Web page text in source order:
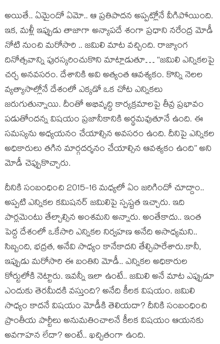
అయితే.. ఏమైందో ఏమో.. ఆ ప్ర‌తిపాద‌న అప్ప‌ట్లోనే వీగిపోయింది.
ఇక‌, మ‌ళ్లీ ఇప్పుడు తాజాగా అన్యాప‌దే శంగా ప్ర‌ధాని న‌రేంద్ర మోడీ
నోటి నుంచి మ‌రోసారి .. జ‌మిలి మాట వ‌చ్చింది. రాజ్యాంగ
దినోత్సవాన్ని పురస్కరించుకొని మాట్లాడుతూ… ‘‘జమిలి ఎన్నికలపై
చర్చ అనవసరం. దేశానికి అవి అత్యంత ఆవశ్యకం. కొన్ని నెలల
వ్యత్యాసాల్లోనే దేశంలో ఎక్కడో ఒక చోట ఎన్నికలు
జరుగుతున్నాయి. దీంతో అభివృద్ధి కార్యక్రమాలపై తీవ్ర ప్రభావం
పడుతోందన్న విషయం ప్రజానీకానికి అర్థమవుతూనే ఉంది. ఈ
సమస్యను అధ్యయనం చేయాల్సిన అవసరం ఉంది. దీనిపై ఎన్నిక‌ల‌
అధికారులు తగిన మార్గదర్శనం చేయాల్సిన ఆవశ్యకం ఉంది’’ అని
మోడీ చెప్పుకొచ్చారు.
దీనికి సంబంధించి 2015-16 మ‌ధ్య‌లో ఏం జ‌రిగిందో చూద్దాం..
అప్ప‌టి ఎన్నిక‌ల క‌మిష‌న‌ర్ జ‌మిలిపై స్ప‌ష్ట‌త ఇచ్చారు. ఇది
పార్ల‌మెంటు తేల్చాల్సిన అంశ‌మ‌ని అన్నారు. అంతేకాదు.. ఇంత
పెద్ద దేశంలో ఒకేసారి ఎన్నిక‌ల నిర్వ‌హ‌ణ అనేది అసాధ్య‌మ‌ని..
సిబ్బంది, భ‌ద్ర‌త‌, అనేవి సాధ్యం కానేకాద‌ని తేల్చిపారేశారు.కానీ,
ఇప్పుడు మ‌రోసారి ఈ బంతిని మోడీ.. ఎన్నిక‌ల అధికారుల
కోర్టులోకి నెట్టారు. ఇవ‌న్నీ ఇలా ఉంటే.. జ‌మిలి అనే మాట ఎప్పుడూ
ఎందుకు తెర‌మీద‌కి వ‌స్తుంది? అనేది కీల‌క విషయం. జ‌మిలి
సాధ్యం కాద‌నే విష‌యం మోడీకి తెలియదా? దీనికి సంబంధించి
ప్రాంతీయ పార్టీలు అనుమ‌తించాల‌నే కీల‌క విష‌యం ఆయ‌న‌కు
అవ‌గాహ‌న లేదా? అంటే.. ఖ‌చ్చితంగా ఉంది.